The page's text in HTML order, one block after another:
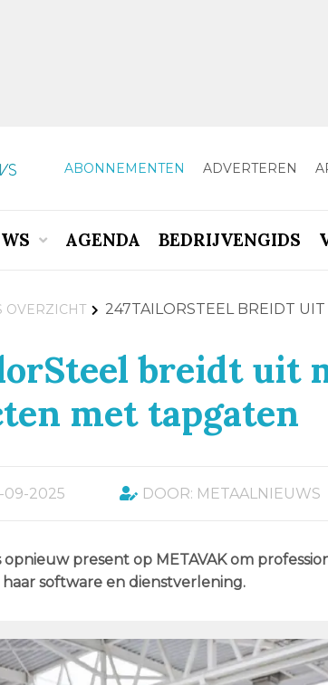
ABONNEMENTEN ADVERTEREN
AGENDA BEDRIJVENGIDS
OVERZICHT 247TAILORSTEEL BREIDT
breidt uit
met tapgaten
09-2025 DOOR: METAALNIEUWS
opnieuw present op METAVAK om
software en dienstverlening.